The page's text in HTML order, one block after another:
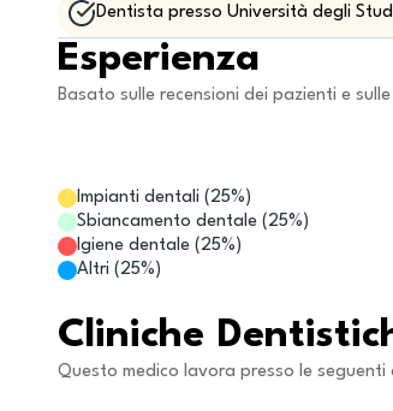
Dentista presso Università degli
Esperienza
Basato sulle recensioni dei pazienti e
Impianti dentali ( 25%)
Sbiancamento dentale ( 25%)
Igiene dentale ( 25%)
Altri ( 25%)
Cliniche
Questo medico lavora presso le seguenti